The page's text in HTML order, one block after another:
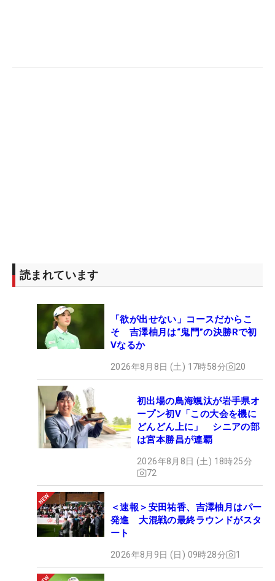
最低条件となる。
読まれています
「欲が出せない」コースだからこ
そ 吉澤柚月は“鬼門”の決勝Rで初
Vなるか
2026年8月8日 (土) 17時58分 20
初出場の鳥海颯汰が岩手県オ
ープン初V「この大会を機に
どんどん上に」 シニアの部
は宮本勝昌が連覇
2026年8月8日 (土) 18時25分
72
＜速報＞安田祐香、吉澤柚月はパー
発進 大混戦の最終ラウンドがスタ
ート
2026年8月9日 (日) 09時28分 1